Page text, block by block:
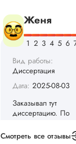
внушительно, но
выхода не
не успел бы
самостоятельно.
менеджер
держал меня в
о статусе заказа.
исследования
выполнена в...
Читать полный
Смотреть все отзывы